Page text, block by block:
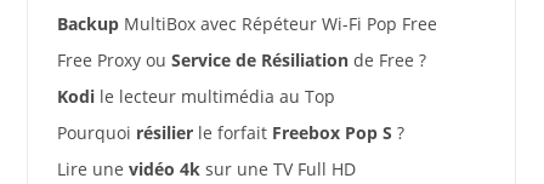
BackupMultiBox avec Répéteur Wi-Fi Pop Free
Free Proxy ou Service de Résiliationde Free ?
Kodile lecteur multimédia au Top
Pourquoi résilierle forfait Freebox Pop S ?
Lire une vidéo 4ksur une TV Full HD